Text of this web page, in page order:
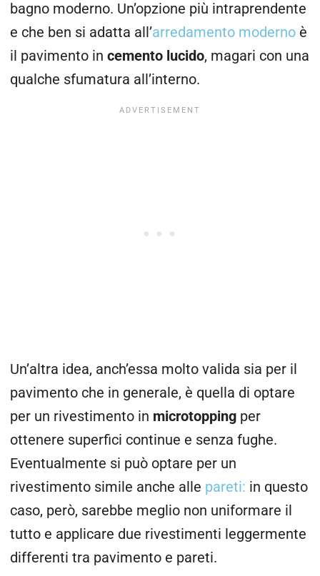
bagno moderno. Un’opzione più intraprendente
e che ben si adatta all’arredamento moderno è
il pavimento in cemento lucido, magari con una
qualche sfumatura all’interno.
Un’altra idea, anch’essa molto valida sia per il
pavimento che in generale, è quella di optare
per un rivestimento in microtopping per
ottenere superfici continue e senza fughe.
Eventualmente si può optare per un
rivestimento simile anche alle pareti: in questo
caso, però, sarebbe meglio non uniformare il
tutto e applicare due rivestimenti leggermente
differenti tra pavimento e pareti.